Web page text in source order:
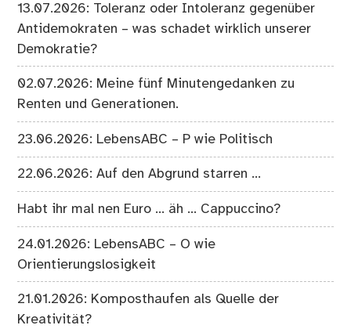
13.07.2026: Toleranz oder Intoleranz gegenüber
Antidemokraten – was schadet wirklich unserer
Demokratie?
02.07.2026: Meine fünf Minutengedanken zu
Renten und Generationen.
23.06.2026: LebensABC – P wie Politisch
22.06.2026: Auf den Abgrund starren …
Habt ihr mal nen Euro … äh … Cappuccino?
24.01.2026: LebensABC – O wie
Orientierungslosigkeit
21.01.2026: Komposthaufen als Quelle der
Kreativität?